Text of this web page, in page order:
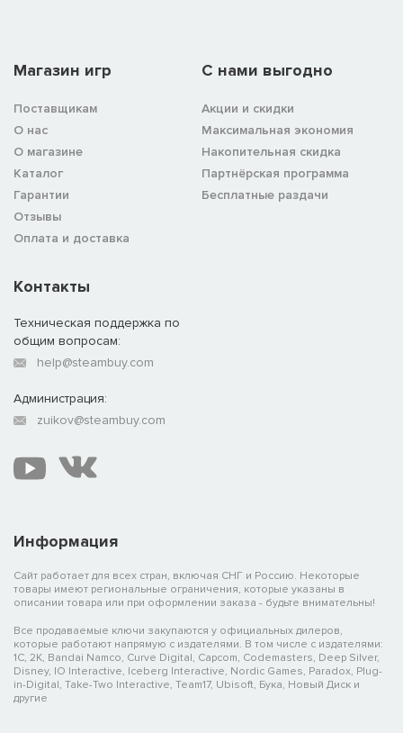
Магазин игр
Поставщикам
О нас
О магазине
Каталог
Гарантии
Отзывы
Оплата и доставка
C нами выгодно
Акции и скидки
Максимальная экономия
Накопительная скидка
Партнёрская программа
Бесплатные раздачи
Информация
Сайт работает для всех стран, включая СНГ и Россию. Некоторые
товары имеют региональные ограничения, которые указаны в
описании товара или при оформлении заказа - будьте внимательны!
Все продаваемые ключи закупаются у официальных дилеров,
которые работают напрямую с издателями. В том числе с издателями:
1C, 2K, Bandai Namco, Curve Digital, Capcom, Codemasters, Deep Silver,
Disney, IO Interactive, Iceberg Interactive, Nordic Games, Paradox, Plug-
in-Digital, Take-Two Interactive, Team17, Ubisoft, Бука, Новый Диск и
другие
Контакты
Техническая поддержка по
общим вопросам:
help@steambuy.com
Администрация:
zuikov@steambuy.com